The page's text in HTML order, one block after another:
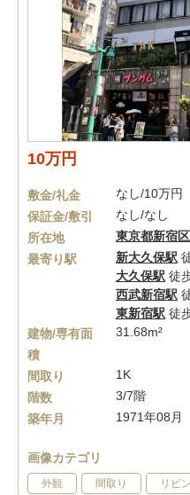
10万円
敷金/礼金
なし/10万円
保証金/敷引
なし/なし
所在地
東京都新宿区
最寄り駅
新大久保駅
大久保駅 徒
西武新宿駅
東新宿駅 徒
建物/専有面
積
31.68m²
間取り
1K
階数
3/7階
築年月
1971年08月
画像カテゴリ
外観 間取り リビ